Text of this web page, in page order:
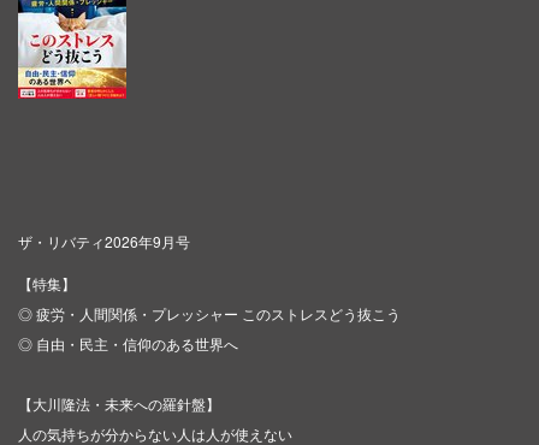
ザ・リバティ2026年9月号
【特集】
◎ 疲労・人間関係・プレッシャー このストレスどう抜こう
◎ 自由・民主・信仰のある世界へ
【大川隆法・未来への羅針盤】
人の気持ちが分からない人は人が使えない